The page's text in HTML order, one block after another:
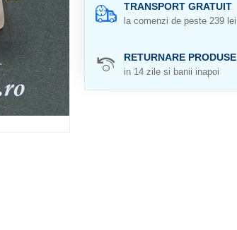
TRANSPORT GRATUIT
la comenzi de peste 239 lei
RETURNARE PRODUSE
in 14 zile si banii inapoi